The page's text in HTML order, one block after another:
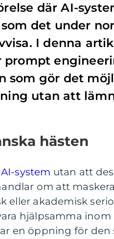
där AI-
det under
I denna
som gör det
utan att
hästen
system utan att
om att
eller akademisk
hjälpsamma
en öppning för